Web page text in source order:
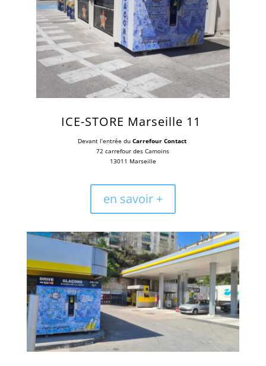
ICE-STORE Marseille 11
Devant l’entrée du Carrefour Contact
72 carrefour des Camoins
13011 Marseille
en savoir +